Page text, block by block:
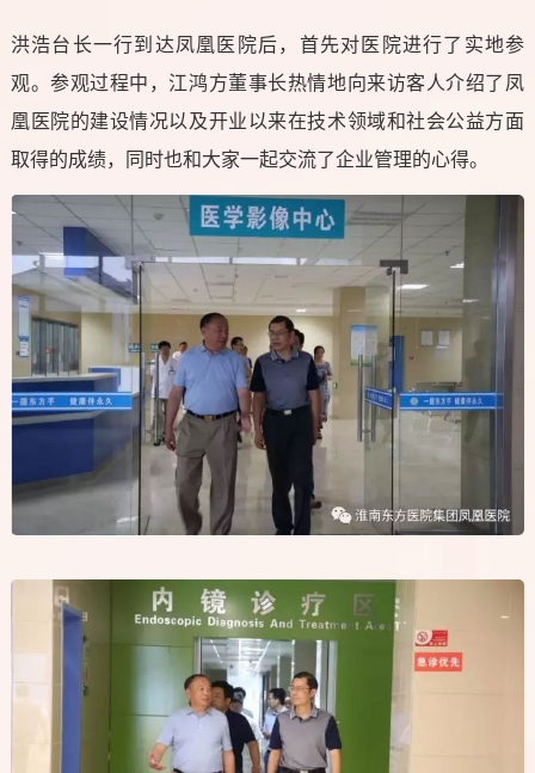
洪浩台长一行到达凤凰医院后，首先对医院进行了实地参
观。参观过程中，江鸿方董事长热情地向来访客人介绍了凤
凰医院的建设情况以及开业以来在技术领域和社会公益方面
取得的成绩，同时也和大家一起交流了企业管理的心得。